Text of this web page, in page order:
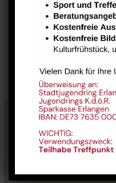
Carsharing
Stadtteilhaus